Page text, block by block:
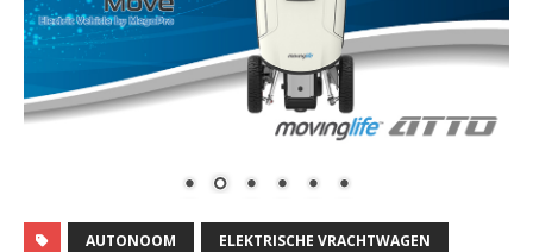
AUTONOOM ELEKTRISCHE VRACHTWAGEN